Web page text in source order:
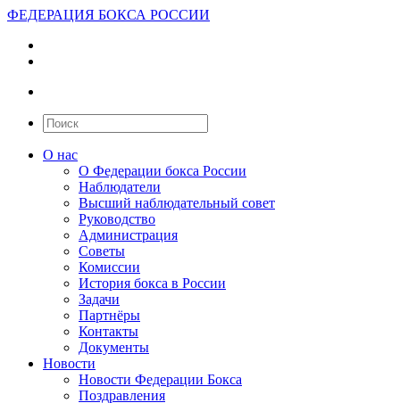
ФЕДЕРАЦИЯ БОКСА РОССИИ
О нас
О Федерации бокса России
Наблюдатели
Высший наблюдательный совет
Руководство
Администрация
Советы
Комиссии
История бокса в России
Задачи
Партнёры
Контакты
Документы
Новости
Новости Федерации Бокса
Поздравления